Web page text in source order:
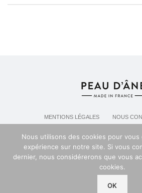
MENTIONS LÉGALES
NOUS
POLITIQUE DE
Espace professionel PEAU D'ANE
Nous utilisons des cookies pour vous
expérience sur notre site. Si vous
dernier, nous considérerons que vous
cookies.
OK